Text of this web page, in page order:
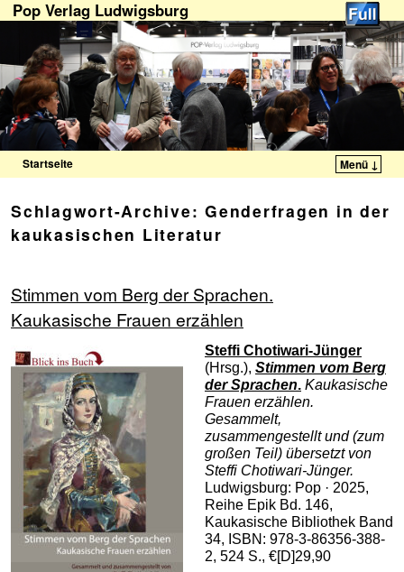
Pop Verlag Ludwigsburg
Startseite Menü ↓
Schlagwort-Archive:Genderfragen in der
kaukasischen Literatur
Stimmen vom Berg der Sprachen.
Kaukasische Frauen erzählen
Steffi Chotiwari-Jünger
(Hrsg.), Stimmen vom Berg
der Sprachen. Kaukasische
Frauen erzählen.
Gesammelt,
zusammengestellt und (zum
großen Teil) übersetzt von
Steffi Chotiwari-Jünger.
Ludwigsburg: Pop · 2025,
Reihe Epik Bd. 146,
Kaukasische Bibliothek Band
34, ISBN: 978-3-86356-388-
2, 524 S., €[D]29,90